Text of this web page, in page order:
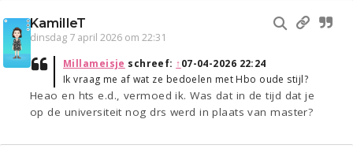
KamilleT
dinsdag 7 april 2026 om 22:31
Millameisje schreef: ↑07-04-2026 22:24
Ik vraag me af wat ze bedoelen met Hbo oude stijl?
Heao en hts e.d., vermoed ik. Was dat in de tijd dat je
op de universiteit nog drs werd in plaats van master?